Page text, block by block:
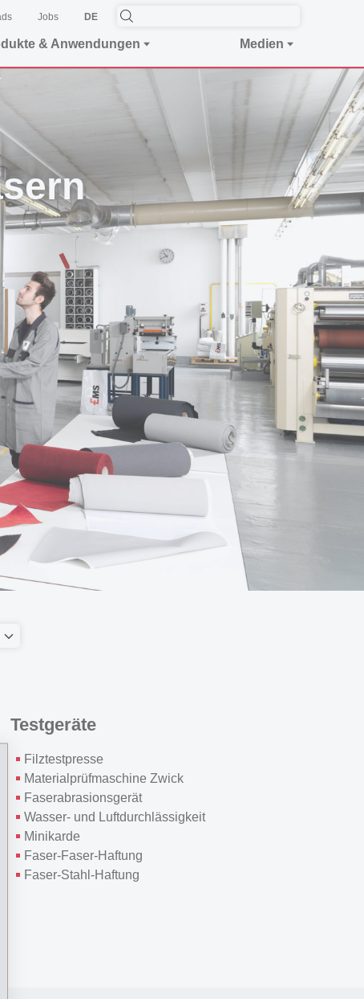
Jobs DE
& Anwendungen Medien
Testgeräte
Filztestpresse
Materialprüfmaschine Zwick
Faserabrasionsgerät
Wasser- und Luftdurchlässigkeit
Minikarde
Faser-Faser-Haftung
Faser-Stahl-Haftung